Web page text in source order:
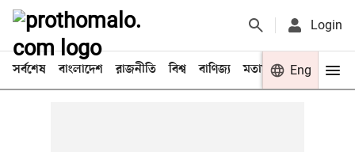
Login
সর্বশেষ বাংলাদেশ রাজনীতি বিশ্ব বাণিজ্য মতামত খেলা
Eng